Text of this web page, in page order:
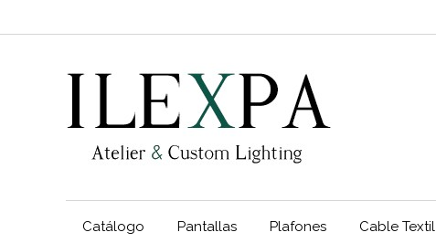
Catálogo Pantallas Plafones Cable Textil